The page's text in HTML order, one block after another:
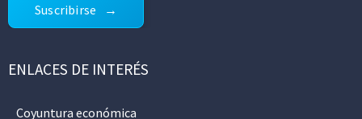
Suscribirse
ENLACES DE INTERÉS
Coyuntura económica